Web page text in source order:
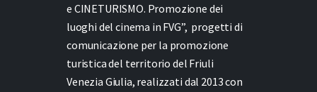
e CINETURISMO. Promozione dei
luoghi del cinema in FVG”, progetti di
comunicazione per la promozione
turistica del territorio del Friuli
Venezia Giulia, realizzati dal 2013 con